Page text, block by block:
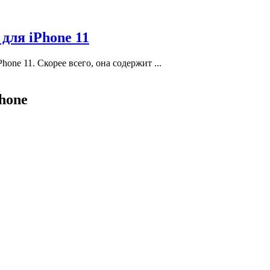
iPhone 11
11. Скорее всего, она содержит ...